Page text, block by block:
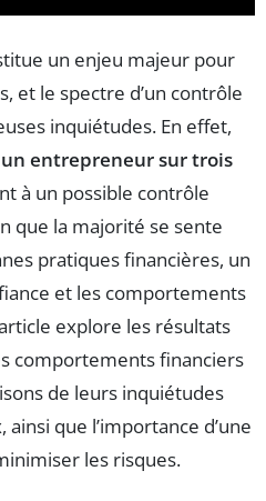
un enjeu majeur pour
et le spectre d’un contrôle
inquiétudes. En effet,
un entrepreneur sur trois
à un possible contrôle
que la majorité se sente
pratiques financières, un
et les comportements
explore les résultats
comportements financiers
de leurs inquiétudes
que l’importance d’une
les risques.